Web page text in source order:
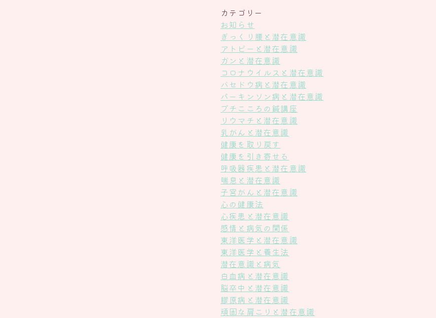
カテゴリー
お知らせ
ぎっくり腰と潜在意識
アトピーと潜在意識
ガンと潜在意識
コロナウイルスと潜在意識
バセドウ病と潜在意識
パーキンソン病と潜在意識
プチこころの鍼講座
リウマチと潜在意識
乳がんと潜在意識
健康を取り戻す
健康を引き寄せる
呼吸器疾患と潜在意識
喘息と潜在意識
子宮がんと潜在意識
心の健康法
心疾患と潜在意識
感情と病気の関係
東洋医学と潜在意識
東洋医学と養生法
潜在意識と病気
白血病と潜在意識
脳卒中と潜在意識
膠原病と潜在意識
頑固な肩こりと潜在意識